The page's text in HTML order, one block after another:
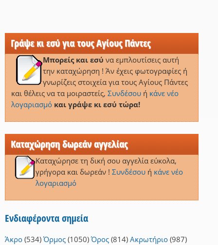
Γράψε κι εσύ για τους Αγίους Πάντες
Μπορείς και εσύ να εμπλουτίσεις αυτή
την καταχώρηση ! Άν έχεις φωτογραφίες ή
γνωρίζεις στοιχεία για τους Αγίους Πάντες
και θέλεις να τα μοιραστείς, Συνδέσουή κάνε νέο
λογαριασμό και γράψε κι εσύ τώρα!
Καταχώρηση δωρεάν αγγελίας
Καταχώρησε τη δική σου αγγελία εύκολα,
γρήγορα και δωρεάν ! Συνδέσουή κάνε νέο
λογαριασμό
Ενδιαφέροντα σημεία
Άκρο (534) Όρμος (1050) Όρος (814) Ακρωτήριο (987)